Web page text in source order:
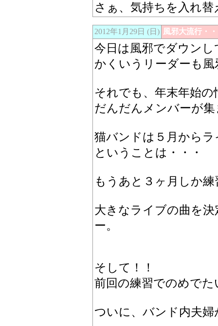
さぁ、気持ちを入れ
2012年1月29日 (日) 風邪大流行・・
今日は風邪でダウン
かくいうリーダーも
それでも、年末年始
だんだんメンバーが
猫バンドは５月から
ということは・・・
もうあと３ヶ月しか
大きなライブの曲を
ー。
そして！！
前回の練習でのめでた
ついに、バンド内夫婦